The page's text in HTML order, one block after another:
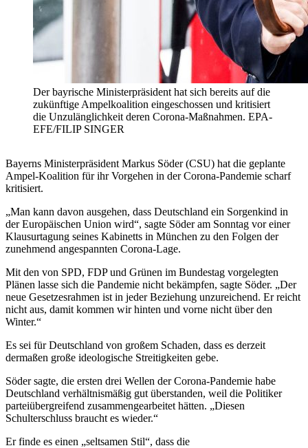
Der bayrische Ministerpräsident hat sich bereits auf die
zukünftige Ampelkoalition eingeschossen und kritisiert
die Unzulänglichkeit deren Corona-Maßnahmen. EPA-
EFE/FILIP SINGER
Bayerns Ministerpräsident Markus Söder (CSU) hat die geplante
Ampel-Koalition für ihr Vorgehen in der Corona-Pandemie scharf
kritisiert.
„Man kann davon ausgehen, dass Deutschland ein Sorgenkind in
der Europäischen Union wird“, sagte Söder am Sonntag vor einer
Klausurtagung seines Kabinetts in München zu den Folgen der
zunehmend angespannten Corona-Lage.
Mit den von SPD, FDP und Grünen im Bundestag vorgelegten
Plänen lasse sich die Pandemie nicht bekämpfen, sagte Söder. „Der
neue Gesetzesrahmen ist in jeder Beziehung unzureichend. Er reicht
nicht aus, damit kommen wir hinten und vorne nicht über den
Winter.“
Es sei für Deutschland von großem Schaden, dass es derzeit
dermaßen große ideologische Streitigkeiten gebe.
Söder sagte, die ersten drei Wellen der Corona-Pandemie habe
Deutschland verhältnismäßig gut überstanden, weil die Politiker
parteiübergreifend zusammengearbeitet hätten. „Diesen
Schulterschluss braucht es wieder.“
Er finde es einen „seltsamen Stil“, dass die